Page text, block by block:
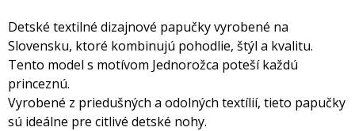
Detské textilné dizajnové papučky vyrobené na
Slovensku, ktoré kombinujú pohodlie, štýl a kvalitu.
Tento model s motívom Jednorožca poteší každú
princeznú.
Vyrobené z priedušných a odolných textílií, tieto papučky
sú ideálne pre citlivé detské nohy.